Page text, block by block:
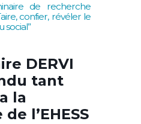
de recherche
confier, révéler le
social”
DERVI
tant
la
l’EHESS